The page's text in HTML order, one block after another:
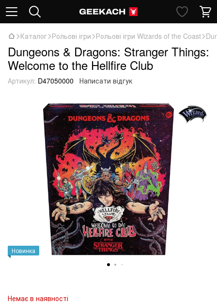
Каталог Рольові ігри Рольові ігри Wizards of the Coast
Dungeons & Dragons: Stranger Things:
Welcome to the Hellfire Club
Артикул: D47050000 Написати відгук
Новинка
Немає в наявності